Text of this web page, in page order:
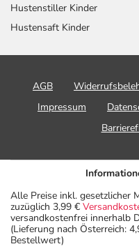
Hustenstiller Kinder
Hustensaft Kinder
AGB
Impressum
Alle Preise inkl. gesetzlicher
zuzüglich 3,99 €
versandkostenfrei innerhalb
(Lieferung nach Österreich:
Bestellwert)